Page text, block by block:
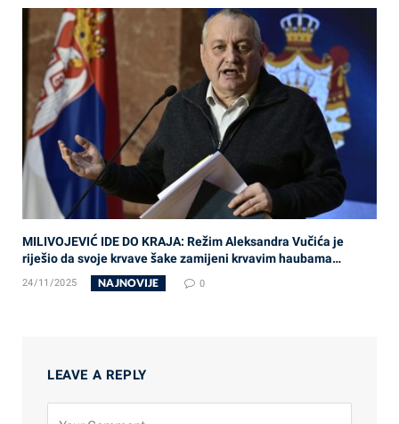
MILIVOJEVIĆ IDE DO KRAJA: Režim Aleksandra Vučića je
riješio da svoje krvave šake zamijeni krvavim haubama…
24/11/2025 NAJNOVIJE 0
LEAVE A REPLY